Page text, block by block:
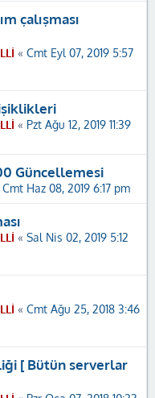
çalışması
« Cmt Eyl 07, 2019 5:57
« Pzt Ağu 12, 2019 11:39
Güncellemesi
Cmt Haz 08, 2019 6:17 pm
« Sal Nis 02, 2019 5:12
« Cmt Ağu 25, 2018 3:46
[ Bütün serverlar